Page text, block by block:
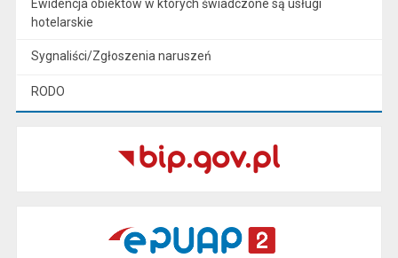
Ewidencja obiektów w których świadczone są usługi
hotelarskie
Sygnaliści/Zgłoszenia naruszeń
RODO